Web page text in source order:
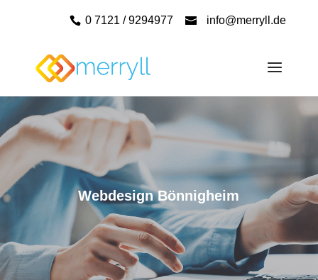
0 7121 / 9294977 info@merryll.de
Webdesign Bönnigheim